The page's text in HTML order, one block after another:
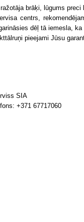
brāķi, lūgums
centrs,
dēļ tā iemesla,
pieejami Jūsu
SIA
+371 67717060